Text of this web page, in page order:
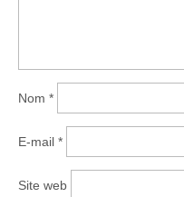
Nom *
E-mail *
Site web